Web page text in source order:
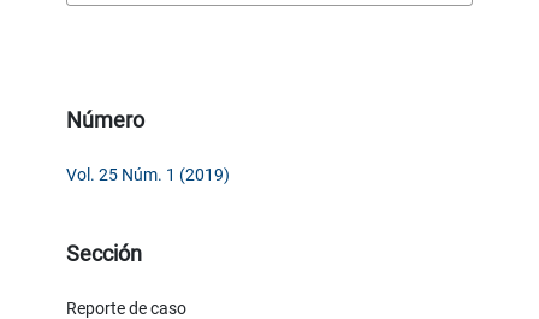
Número
Vol. 25 Núm. 1 (2019)
Sección
Reporte de caso